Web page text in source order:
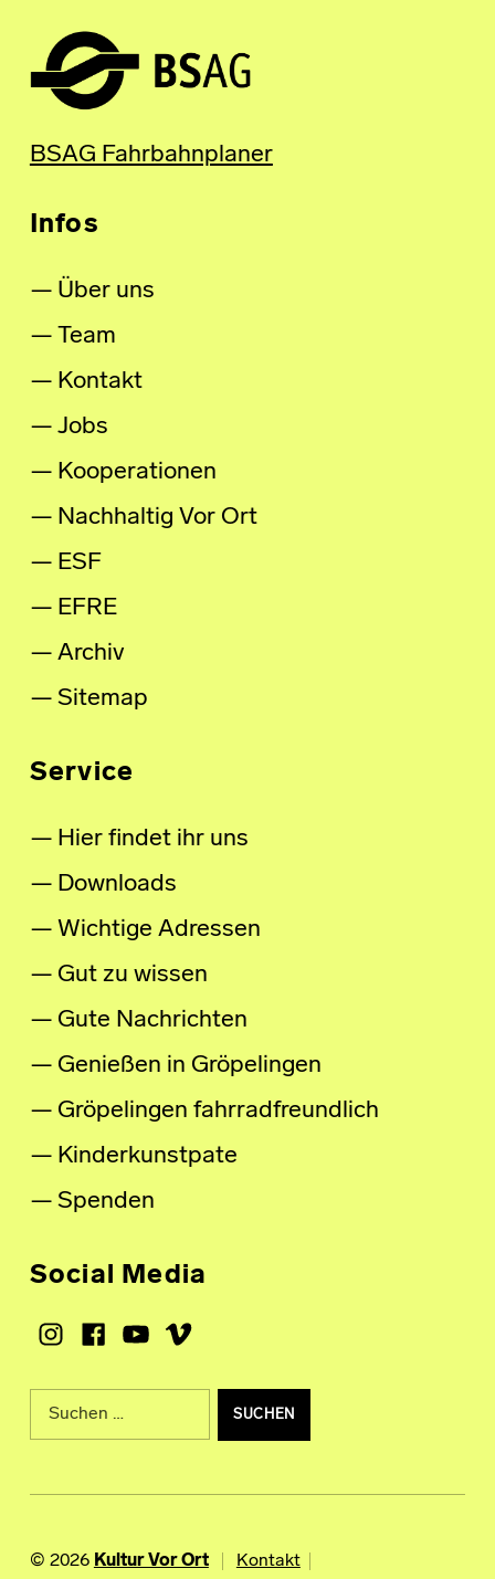
BSAG Fahrbahnplaner
Infos
Über uns
Team
Kontakt
Jobs
Kooperationen
Nachhaltig Vor Ort
ESF
EFRE
Archiv
Sitemap
Service
Hier findet ihr uns
Downloads
Wichtige Adressen
Gut zu wissen
Gute Nachrichten
Genießen in Gröpelingen
Gröpelingen fahrradfreundlich
Kinderkunstpate
Spenden
Social Media
Instagram
Facebook
Youtube
Vimeo
Suche nach:
© 2026 Kultur Vor Ort
Kontakt